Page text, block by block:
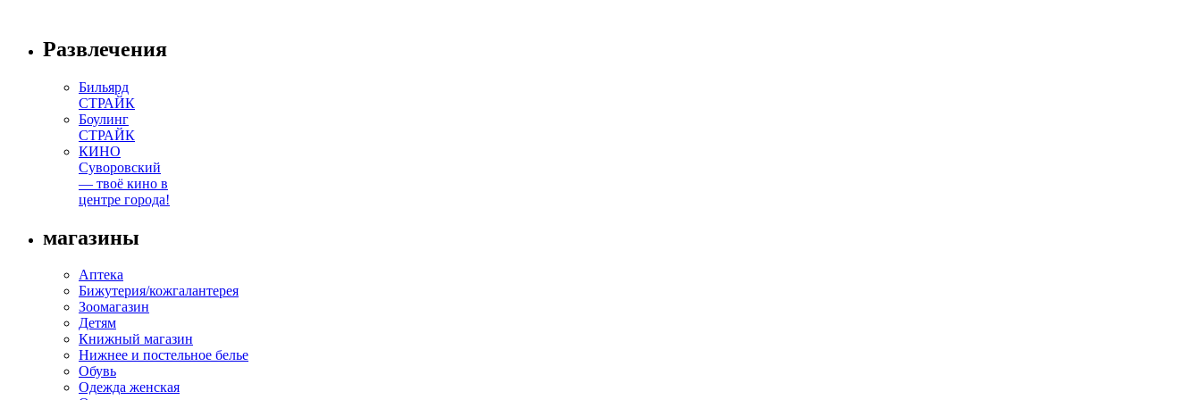
Развлечения
Бильярд
СТРАЙК
Боулинг
СТРАЙК
КИНО
Суворовский
— твоё кино в
центре города!
магазины
Аптека
Бижутерия/кожгалантерея
Зоомагазин
Детям
Книжный магазин
Нижнее и постельное белье
Обувь
Одежда женская